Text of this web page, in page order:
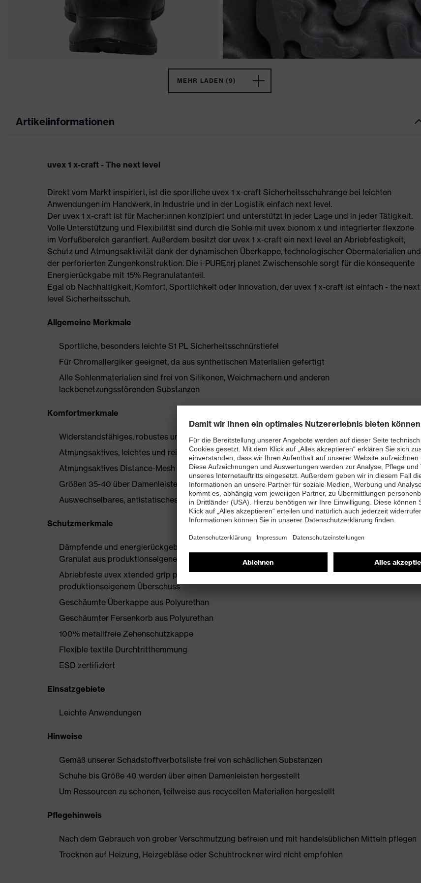
MEHR LADEN (9)
Artikelinformationen
uvex 1 x-craft - The next level
Direkt vom Markt inspiriert, ist die sportliche uvex 1 x-craft Sicherheitsschuhrange bei leichten
Anwendungen im Handwerk, in Industrie und in der Logistik einfach next level.
Der uvex 1 x-craft ist für Macher:innen konzipiert und unterstützt in jeder Lage und in jeder Tätigkeit.
Volle Unterstützung und Flexibilität sind durch die Sohle mit uvex bionom x und integrierter flexzone
im Vorfußbereich garantiert. Außerdem besitzt der uvex 1 x-craft ein next level an Abriebfestigkeit,
Schutz und Atmungsaktivität dank der dynamischen Überkappe, technologischer Obermaterialien und
der perforierten Zungenkonstruktion. Die i-PUREnrj planet Zwischensohle sorgt für die konsequente
Energierückgabe mit 15% Regranulatanteil.
Egal ob Nachhaltigkeit, Komfort, Sportlichkeit oder Innovation, der uvex 1 x-craft ist einfach - the next
level Sicherheitsschuh.
Allgemeine Merkmale
Sportliche, besonders leichte S1 PL Sicherheitsschnürstiefel
Für Chromallergiker geeignet, da aus synthetischen Materialien gefertigt
Alle Sohlenmaterialien sind frei von Silikonen, Weichmachern und anderen
lackbenetzungsstörenden Substanzen
Komfortmerkmale
Widerstandsfähiges, robustes und flexibles PUtek Obermaterial im Vorfußbereich
Atmungsaktives, leichtes und reißfestes Ripstop
Atmungsaktives Distance-Mesh Futter
Größen 35-40 über Damenleisten hergestellt
Auswechselbares, antistatisches Komfortfußbett (Art. Nr.: 95797-0)
Schutzmerkmale
Dämpfende und energierückgebende uvex i-PUREnrj planet Zwischensohle mit 15% recyceltem
Granulat aus produktionseigenen Überschüssen
Abriebfeste uvex xtended grip planet TPU-Laufsohle mit 10% recyceltem Granulat aus
produktionseigenem Überschuss
Geschäumte Überkappe aus Polyurethan
Geschäumter Fersenkorb aus Polyurethan
100% metallfreie Zehenschutzkappe
Flexible textile Durchtritthemmung
ESD zertifiziert
Einsatzgebiete
Leichte Anwendungen
Hinweise
Gemäß unserer Schadstoffverbotsliste frei von schädlichen Substanzen
Schuhe bis Größe 40 werden über einen Damenleisten hergestellt
Um Ressourcen zu schonen, teilweise aus recycelten Materialien hergestellt
Pflegehinweis
Nach dem Gebrauch von grober Verschmutzung befreien und mit handelsüblichen Mitteln pflegen
Trocknen auf Heizung, Heizgebläse oder Schuhtrockner wird nicht empfohlen